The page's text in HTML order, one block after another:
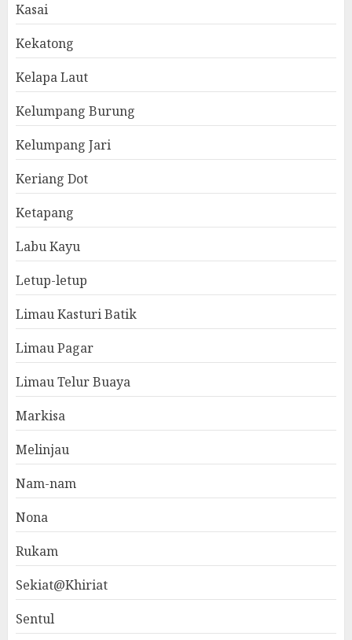
Kasai
Kekatong
Kelapa Laut
Kelumpang Burung
Kelumpang Jari
Keriang Dot
Ketapang
Labu Kayu
Letup-letup
Limau Kasturi Batik
Limau Pagar
Limau Telur Buaya
Markisa
Melinjau
Nam-nam
Nona
Rukam
Sekiat@Khiriat
Sentul